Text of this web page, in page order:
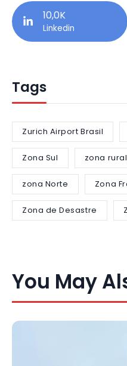
10,0K
Linkedin
Tags
Zurich Airport Brasil
Zona Sul zona rural
zona Norte Zona
Zona de Desastre
You May